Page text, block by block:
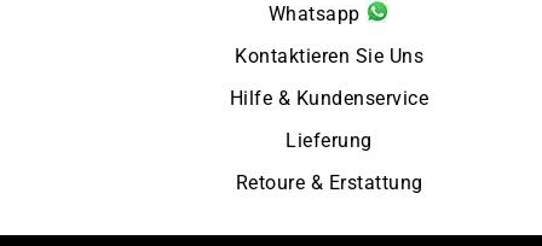
Whatsapp
Kontaktieren Sie Uns
Hilfe & Kundenservice
Lieferung
Retoure & Erstattung